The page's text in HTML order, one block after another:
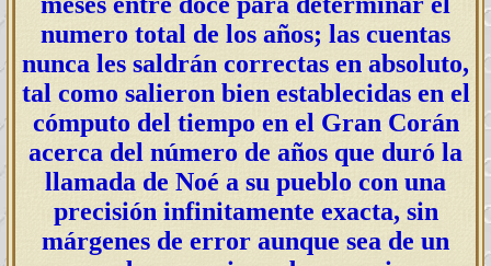
numero total de los años; las cuentas
nunca les saldrán correctas en absoluto,
tal como salieron bien establecidas en el
cómputo del tiempo en el Gran Corán
acerca del número de años que duró la
llamada de Noé a su pueblo con una
precisión infinitamente exacta, sin
márgenes de error aunque sea de un